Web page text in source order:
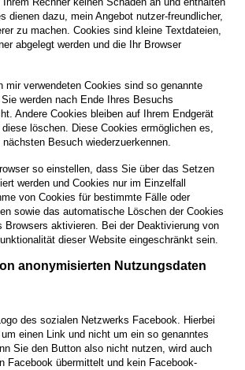
dienen dazu, mein Angebot nutzer-freundlicher,
zu machen. Cookies sind kleine Textdateien,
abgelegt werden und die Ihr Browser
mir verwendeten Cookies sind so genannte
Sie werden nach Ende Ihres Besuchs
Andere Cookies bleiben auf Ihrem Endgerät
löschen. Diese Cookies ermöglichen es,
nächsten Besuch wiederzuerkennen.
so einstellen, dass Sie über das Setzen
werden und Cookies nur im Einzelfall
von Cookies für bestimmte Fälle oder
sowie das automatische Löschen der Cookies
Browsers aktivieren. Bei der Deaktivierung von
dieser Website eingeschränkt sein.
anonymisierten Nutzungsdaten
des sozialen Netzwerks Facebook. Hierbei
einen Link und nicht um ein so genanntes
Sie den Button also nicht nutzen, wird auch
Facebook übermittelt und kein Facebook-